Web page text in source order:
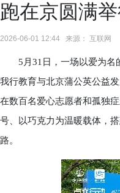
跑在京圆满
2026-06-01 12:44 来源： 互联网
5月31日，一场以爱为名的
我行教育与北京蒲公英公益
在数百名爱心志愿者和孤独
号、以巧克力为温暖载体，
路。